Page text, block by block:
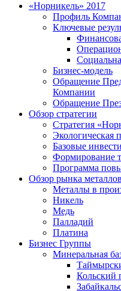
«Норникель» 2017
Профиль
Ключевые
Бизнес-модель
Обращение
Компании
Обращение
Обзор стратегии
Стратегия
Экологическая
Базовые
Формирование
Программа
Обзор рынка металлов
Металлы в
Никель
Медь
Палладий
Платина
Бизнес Группы
Минеральная
Кольский